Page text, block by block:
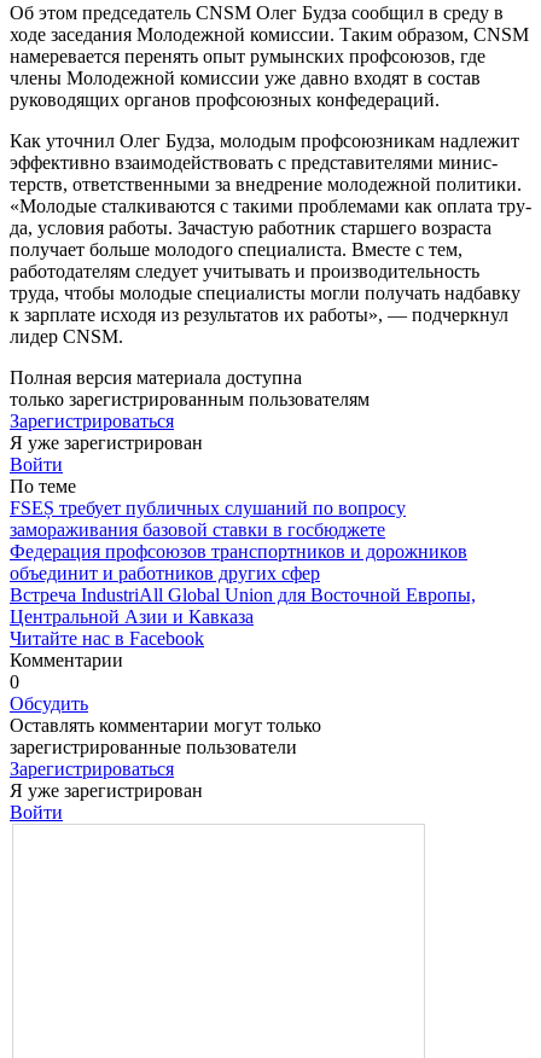
Об этом председатель CNSM Олег Буд­за сообщил в среду в
ходе заседания Мо­лодежной комиссии. Таким образом, CNSM
намеревается перенять опыт румынских профсоюзов, где
члены Молодежной ко­миссии уже давно входят в состав
руководя­щих органов профсоюзных конфедераций.
Как уточнил Олег Будза, молодым профсоюзникам надлежит
эффективно взаи­модействовать с представителями минис­
терств, ответственными за внедрение мо­лодежной политики.
«Молодые сталкива­ются с такими проблемами как оплата тру­
да, условия работы. Зачастую работник старшего возраста
получает больше моло­дого специалиста. Вместе с тем,
работода­телям следует учитывать и производитель­ность
труда, чтобы молодые специалисты могли получать надбавку
к зарплате исхо­дя из результатов их работы», — подчеркнул
лидер CNSM.
Полная версия материала доступна
только зарегистрированным пользователям
Зарегистрироваться
Я уже зарегистрирован
Войти
По теме
FSEȘ требует публичных слушаний по вопросу
замораживания базовой ставки в госбюджете
Федерация профсоюзов транспортников и дорожников
объединит и работников других сфер
Встреча IndustriAll Global Union для Восточной Европы,
Центральной Азии и Кавказа
Читайте нас в Facebook
Комментарии
0
Обсудить
Оставлять комментарии могут только
зарегистрированные пользователи
Зарегистрироваться
Я уже зарегистрирован
Войти